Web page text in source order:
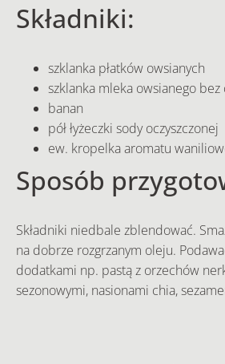
Składniki:
szklanka płatków owsianych
szklanka mleka owsianego bez
banan
pół łyżeczki sody oczyszczonej
ew. kropelka aromatu
Sposób
Składniki niedbale zblendować.
na dobrze rozgrzanym oleju.
dodatkami np. pastą z orzechów
sezonowymi, nasionami chia,